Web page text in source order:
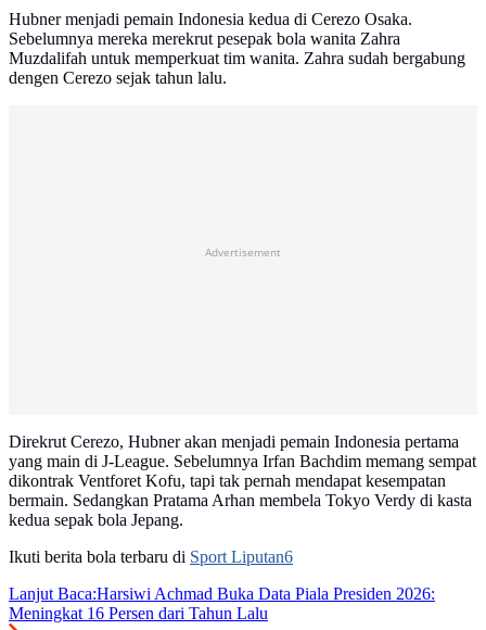
Hubner menjadi pemain Indonesia kedua di Cerezo Osaka.
Sebelumnya mereka merekrut pesepak bola wanita Zahra
Muzdalifah untuk memperkuat tim wanita. Zahra sudah bergabung
dengen Cerezo sejak tahun lalu.
Advertisement
Direkrut Cerezo, Hubner akan menjadi pemain Indonesia pertama
yang main di J-League. Sebelumnya Irfan Bachdim memang sempat
dikontrak Ventforet Kofu, tapi tak pernah mendapat kesempatan
bermain. Sedangkan Pratama Arhan membela Tokyo Verdy di kasta
kedua sepak bola Jepang.
Ikuti berita bola terbaru di Sport Liputan6
Lanjut Baca:Harsiwi Achmad Buka Data Piala Presiden 2026:
Meningkat 16 Persen dari Tahun Lalu